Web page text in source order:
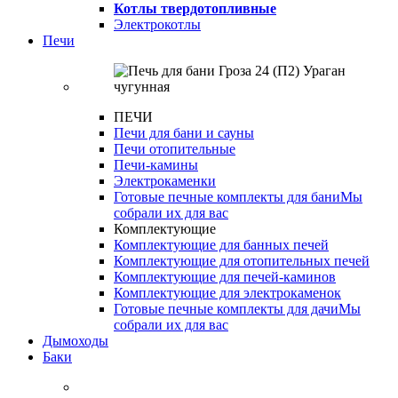
Котлы твердотопливные
Электрокотлы
Печи
ПЕЧИ
Печи для бани и сауны
Печи отопительные
Печи-камины
Электрокаменки
Готовые печные комплекты для баниМы
собрали их для вас
Комплектующие
Комплектующие для банных печей
Комплектующие для отопительных печей
Комплектующие для печей-каминов
Комплектующие для электрокаменок
Готовые печные комплекты для дачиМы
собрали их для вас
Дымоходы
Баки